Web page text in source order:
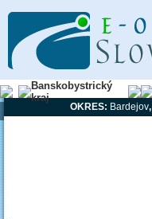
Banskobystrický
kraj
OKRES: Bardejov,